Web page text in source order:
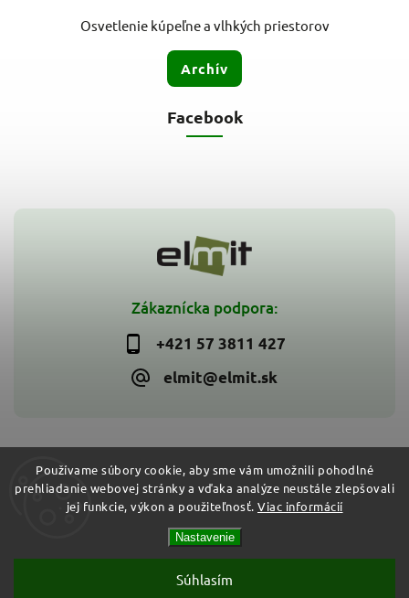
Používame súbory cookie, aby sme vám umožnili pohodlné
prehliadanie webovej stránky a vďaka analýze neustále zlepšovali
jej funkcie, výkon a použiteľnosť. Viac informácií
Nastavenie
Súhlasím
Zákaznícka podpora:
+421 57 3811 427
elmit@elmit.sk
Osvetlenie kúpeľne a vlhkých priestorov
Archív
Facebook
Copyright 2026ELMIT - Elektroinštalačný materiál, svietidlá.
Všetky práva vyhradené.
Shoptet| Design